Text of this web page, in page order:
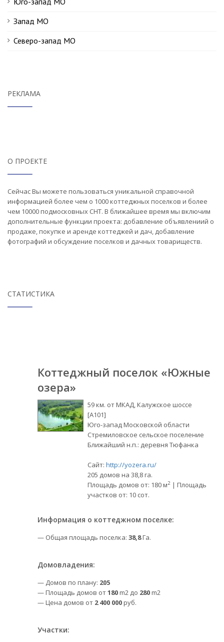
Запад МО
Северо-запад МО
РЕКЛАМА
О ПРОЕКТЕ
Сейчас Вы можете пользоваться уникальной справочной
информацией более чем о 1000 коттеджных поселков и более
чем 10000 подмосковных СНТ. В ближайшее время мы включим
дополнительные функции проекта: добавление объявлениий о
продаже, покупке и аренде коттеджей и дач, добавление
фотографий и обсуждение поселков и дачных товариществ.
СТАТИСТИКА
Коттеджный поселок «Южные
озера»
59 км. от МКАД, Калужское шоссе
[А101]
Юго-запад Московской области
Стремиловское сельское поселение
Ближайший н.п.: деревня Тюфанка
Сайт: http://yozera.ru/
205 домов на 38,8 га.
Площадь домов от: 180 м2 | Площадь
участков от: 10 сот.
Информация о коттеджном поселке:
— Общая площадь поселка: 38,8Га.
Домовладения:
— Домов по плану: 205
— Площадь домов от180m2 до 280m2
— Цена домов от 2 400 000руб.
Участки: